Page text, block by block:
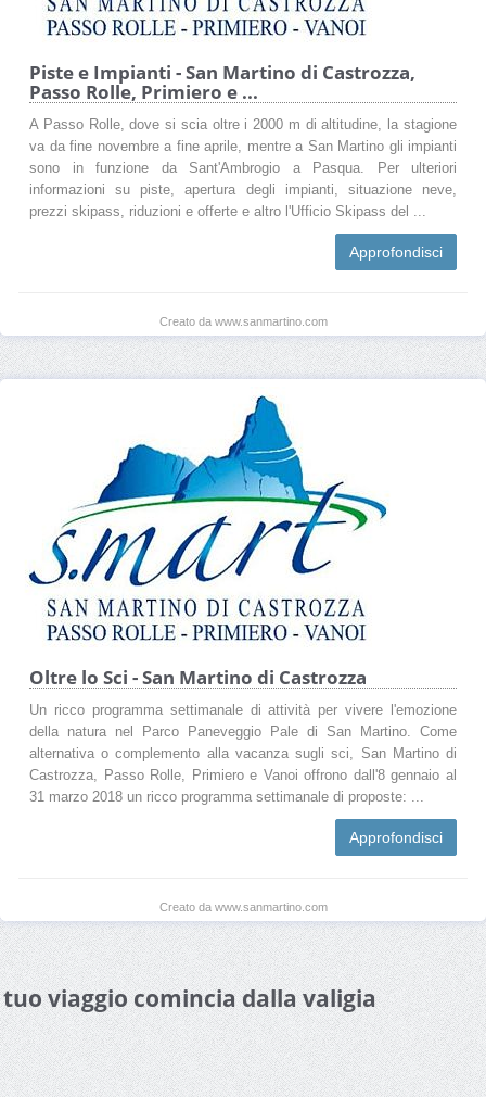
Piste e Impianti - San Martino di Castrozza,
Passo Rolle, Primiero e ...
A Passo Rolle, dove si scia oltre i 2000 m di altitudine, la stagione
va da fine novembre a fine aprile, mentre a San Martino gli impianti
sono in funzione da Sant'Ambrogio a Pasqua. Per ulteriori
informazioni su piste, apertura degli impianti, situazione neve,
prezzi skipass, riduzioni e offerte e altro l'Ufficio Skipass del ...
Approfondisci
Creato da www.sanmartino.com
Oltre lo Sci - San Martino di Castrozza
Un ricco programma settimanale di attività per vivere l'emozione
della natura nel Parco Paneveggio Pale di San Martino. Come
alternativa o complemento alla vacanza sugli sci, San Martino di
Castrozza, Passo Rolle, Primiero e Vanoi offrono dall'8 gennaio al
31 marzo 2018 un ricco programma settimanale di proposte: ...
Approfondisci
Creato da www.sanmartino.com
viaggio comincia dalla valigia